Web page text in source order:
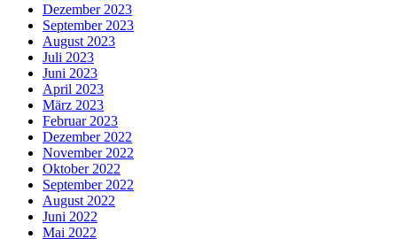
Dezember 2023
September 2023
August 2023
Juli 2023
Juni 2023
April 2023
März 2023
Februar 2023
Dezember 2022
November 2022
Oktober 2022
September 2022
August 2022
Juni 2022
Mai 2022